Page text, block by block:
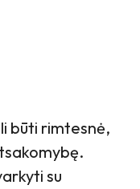
būti rimtesnė,
su